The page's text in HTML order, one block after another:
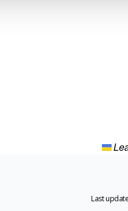
Last